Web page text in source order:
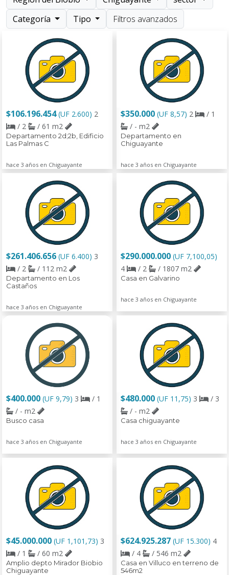
Categoría
Tipo Filtros avanzados
$106.196.454(UF 2.600) 2
/ 2
/ 61 m2
Departamento 2d;2b, Edificio
Las Palmas C
hace 3 años en Chiguayante
$350.000 (UF 8,57) 2
/ 1
/ - m2
Departamento en
Chiguayante
hace 3 años en Chiguayante
$261.406.656 (UF 6.400) 3
/ 2
/ 112 m2
Departamento en Los
Castaños
hace 3 años en Chiguayante
$290.000.000 (UF 7,100,05)
4
/ 2 / 1807 m2
Casa en Galvarino
hace 3 años en Chiguayante
$400.000 (UF 9,79) 3
/ 1
/ - m2
Busco casa
hace 3 años en Chiguayante
$480.000 (UF 11,75) 3
/ 3
/ - m2
Casa chiguayante
hace 3 años en Chiguayante
$45.000.000 (UF 1,101,73) 3
/ 1
/ 60 m2
Amplio depto Mirador Biobio
Chiguayante
$624.925.287 (UF 15.300) 4
/ 4
/ 546 m2
Casa en Villuco en terreno de
546m2